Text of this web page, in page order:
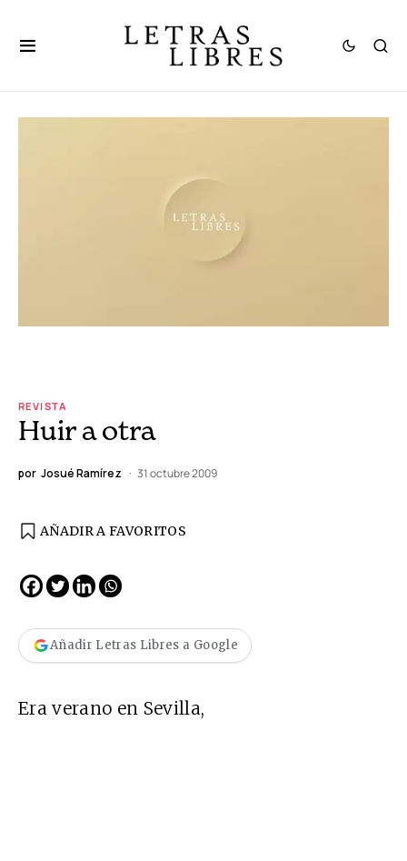
REVISTA
Huir a otra
por Josué Ramírez 31 octubre 2009
AÑADIR A FAVORITOS
Añadir Letras Libres a Google
Era verano en Sevilla,